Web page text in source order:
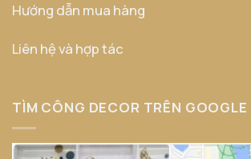
Hướng dẫn mua hàng
Liên hệ và hợp tác
TÌM CÔNG DECOR TRÊN GOOGLE